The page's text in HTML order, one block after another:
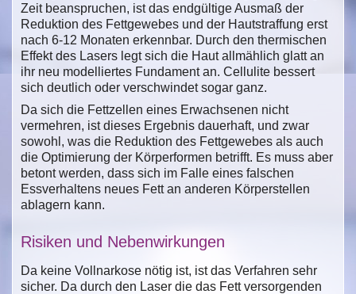
Zeit beanspruchen, ist das endgültige Ausmaß der
Reduktion des Fettgewebes und der Hautstraffung erst
nach 6-12 Monaten erkennbar. Durch den thermischen
Effekt des Lasers legt sich die Haut allmählich glatt an
ihr neu modelliertes Fundament an. Cellulite bessert
sich deutlich oder verschwindet sogar ganz.
Da sich die Fettzellen eines Erwachsenen nicht
vermehren, ist dieses Ergebnis dauerhaft, und zwar
sowohl, was die Reduktion des Fettgewebes als auch
die Optimierung der Körperformen betrifft. Es muss aber
betont werden, dass sich im Falle eines falschen
Essverhaltens neues Fett an anderen Körperstellen
ablagern kann.
Risiken und Nebenwirkungen
Da keine Vollnarkose nötig ist, ist das Verfahren sehr
sicher. Da durch den Laser die das Fett versorgenden